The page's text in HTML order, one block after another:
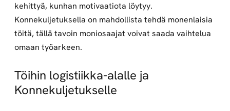
kehittyä, kunhan motivaatiota löytyy.
Konnekuljetuksella on mahdollista tehdä monenlaisia
töitä, tällä tavoin moniosaajat voivat saada vaihtelua
omaan työarkeen.
Töihin logistiikka-alalle ja
Konnekuljetukselle